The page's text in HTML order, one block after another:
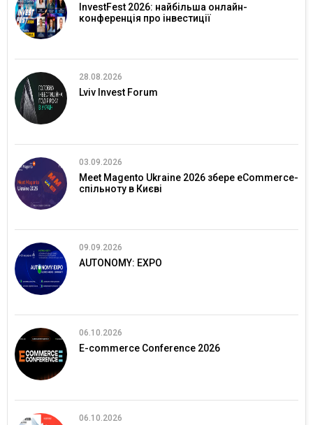
InvestFest 2026: найбільша онлайн-
конференція про інвестиції
28.08.2026
Lviv Invest Forum
03.09.2026
Meet Magento Ukraine 2026 збере eCommerce-
спільноту в Києві
09.09.2026
AUTONOMY: EXPO
06.10.2026
E-commerce Conference 2026
06.10.2026